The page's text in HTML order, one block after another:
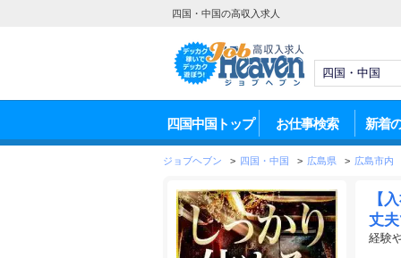
四国・中国の高収入求人
四国中国トップ お仕事検索 新着
ジョブヘブン > 四国・中国 > 広島県 > 広島市内
【
丈
経験